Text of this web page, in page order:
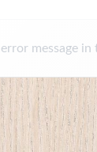
message